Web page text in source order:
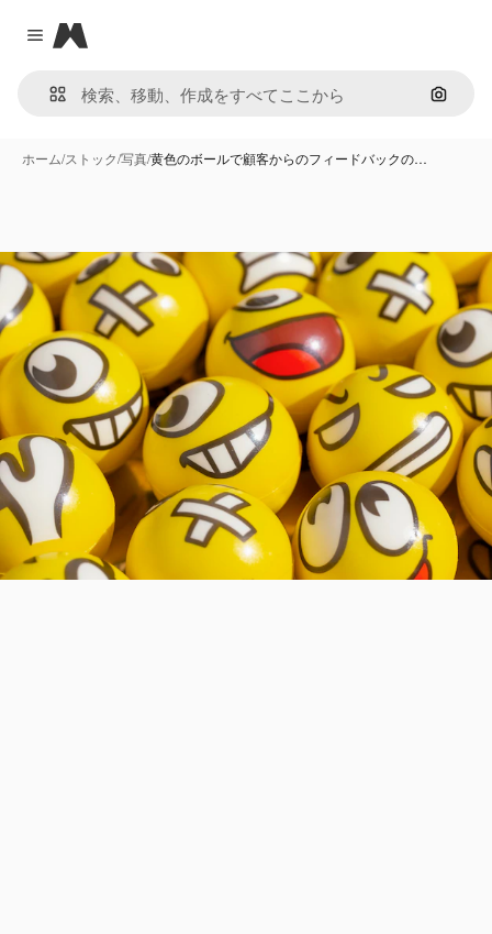
Close menu
Magnific
画像で
ホーム/ストック/写真/黄色のボールで顧客からのフィードバックの…